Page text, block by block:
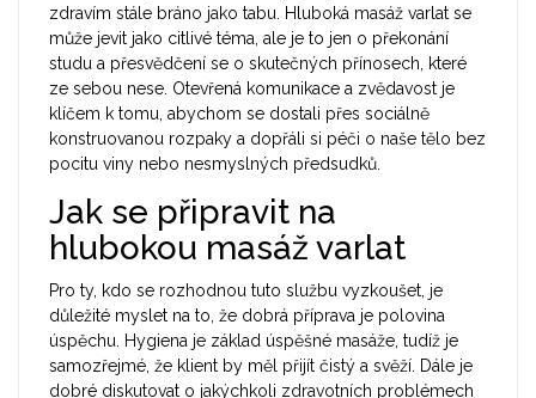
zdravím stále bráno jako tabu. Hluboká masáž varlat se
může jevit jako citlivé téma, ale je to jen o překonání
studu a přesvědčení se o skutečných přínosech, které
ze sebou nese. Otevřená komunikace a zvědavost je
klíčem k tomu, abychom se dostali přes sociálně
konstruovanou rozpaky a dopřáli si péči o naše tělo bez
pocitu viny nebo nesmyslných předsudků.
Jak se připravit na
hlubokou masáž varlat
Pro ty, kdo se rozhodnou tuto službu vyzkoušet, je
důležité myslet na to, že dobrá příprava je polovina
úspěchu. Hygiena je základ úspěšné masáže, tudíž je
samozřejmé, že klient by měl přijít čistý a svěží. Dále je
dobré diskutovat o jakýchkoli zdravotních problémech